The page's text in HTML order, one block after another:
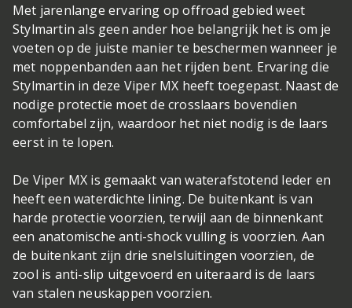
Met jarenlange ervaring op offroad gebied weet
Stylmartin als geen ander hoe belangrijk het is om je
voeten op de juiste manier te beschermen wanneer je
met noppenbanden aan het rijden bent. Ervaring die
Stylmartin in deze Viper MX heeft toegepast. Naast de
nodige protectie moet de crosslaars bovendien
comfortabel zijn, waardoor het niet nodig is de laars
eerst in te lopen.
De Viper MX is gemaakt van waterafstotend leder en
heeft een waterdichte lining. De buitenkant is van
harde protectie voorzien, terwijl aan de binnenkant
een anatomische anti-shock vulling is voorzien. Aan
de buitenkant zijn drie snelsluitingen voorzien, de
zool is anti-slip uitgevoerd en uiteraard is de laars
van stalen neuskappen voorzien.